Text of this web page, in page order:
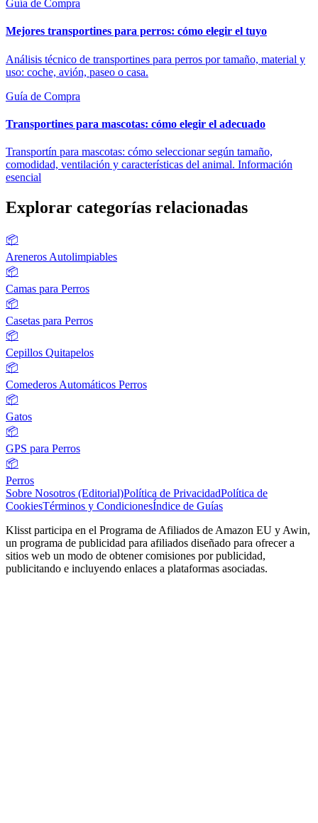
Guía de Compra
Mejores transportines para perros: cómo elegir el tuyo
Análisis técnico de transportines para perros por tamaño, material y
uso: coche, avión, paseo o casa.
Guía de Compra
Transportines para mascotas: cómo elegir el adecuado
Transportín para mascotas: cómo seleccionar según tamaño,
comodidad, ventilación y características del animal. Información
esencial
Explorar categorías relacionadas
📦
Areneros Autolimpiables
📦
Camas para Perros
📦
Casetas para Perros
📦
Cepillos Quitapelos
📦
Comederos Automáticos Perros
📦
Gatos
📦
GPS para Perros
📦
Perros
Sobre Nosotros (Editorial)Política de PrivacidadPolítica de
CookiesTérminos y CondicionesÍndice de Guías
Klisst participa en el Programa de Afiliados de Amazon EU y Awin,
un programa de publicidad para afiliados diseñado para ofrecer a
sitios web un modo de obtener comisiones por publicidad,
publicitando e incluyendo enlaces a plataformas asociadas.